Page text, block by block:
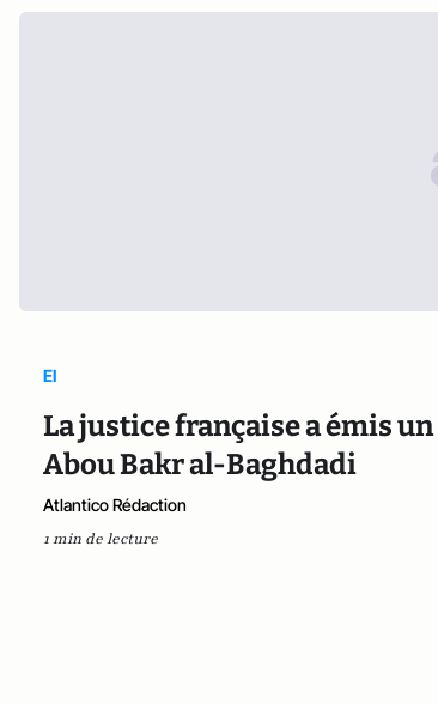
EI
La justice française a émis
Abou Bakr al-Baghdadi
Atlantico Rédaction
1 min de lecture